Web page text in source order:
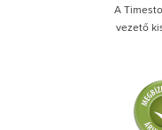
A
vezető